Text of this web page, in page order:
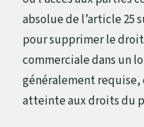
absolue de l’article 25
pour supprimer le
commerciale dans un
généralement
atteinte aux droits du